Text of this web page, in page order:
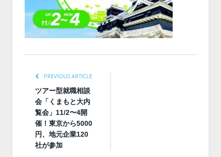
PREVIOUS ARTICLE
ツアー型就職相談
会「くまもと大内
覧会」11/2〜4開
催！東京から5000
円、地元企業120
社が参加